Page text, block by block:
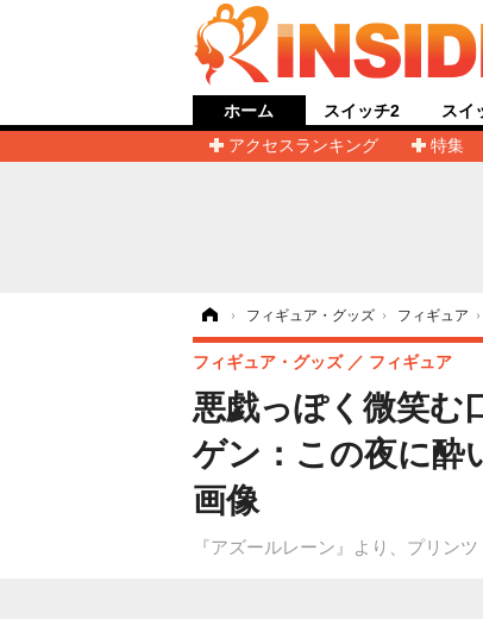
ホーム
アクセスランキング
特集
スイッチ2 スイ
› フィギュア・グッズ › フィギュア ›
悪戯っぽく微笑む
ゲン：この夜に酔
画像
『アズールレーン』より、プリン
フィギュア・グッズ フィギュア